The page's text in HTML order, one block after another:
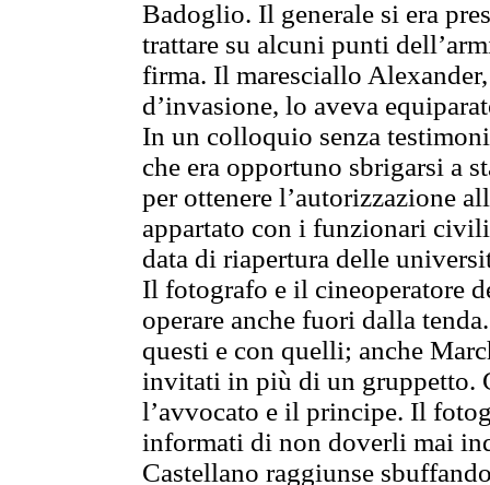
Badoglio. Il generale si era
trattare su alcuni punti
firma. Il maresciallo
d’invasione, lo aveva
In un colloquio senza
che era opportuno sbrigarsi a
per ottenere l’autorizzazione
appartato con i funzionari
data di riapertura delle
Il fotografo e il cineoperatore
operare anche fuori dalla
questi e con quelli; anche
invitati in più di un gruppetto.
l’avvocato e il principe. Il
informati di non doverli mai
Castellano raggiunse